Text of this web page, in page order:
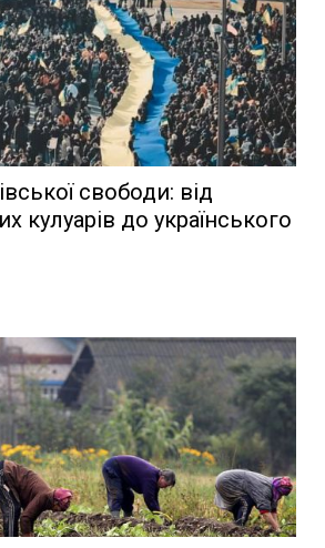
свободи: від
кулуарів до українського